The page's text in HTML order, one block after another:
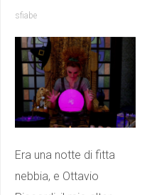
sfiabe
Era una notte di fitta
nebbia, e Ottavio